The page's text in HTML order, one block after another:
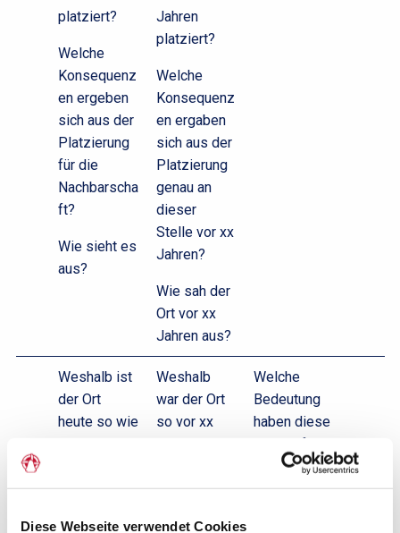
Diese Webseite verwendet Cookies
platziert?
Welche
Konsequenz
en ergeben
sich aus der
Platzierung
für die
Nachbarscha
ft?
Wie sieht es
aus?
Jahren
platziert?
Welche
Konsequenz
en ergaben
sich aus der
Platzierung
genau an
dieser
Stelle vor xx
Jahren?
Wie sah der
Ort vor xx
Jahren aus?
Weshalb ist
der Ort
heute so wie
unterscheid
Weshalb
war der Ort
so vor xx
unterschied
Welche
Bedeutung
haben diese
Gegenwart?